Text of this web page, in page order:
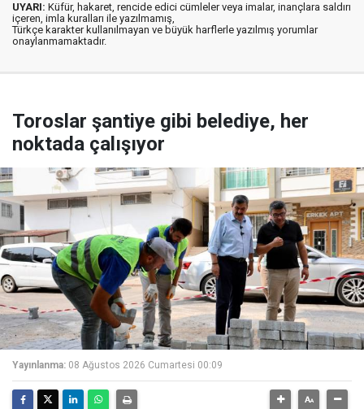
UYARI: Küfür, hakaret, rencide edici cümleler veya imalar, inançlara saldırı
içeren, imla kuralları ile yazılmamış,
Türkçe karakter kullanılmayan ve büyük harflerle yazılmış yorumlar
onaylanmamaktadır.
Toroslar şantiye gibi belediye, her
noktada çalışıyor
Yayınlanma: 08 Ağustos 2026 Cumartesi 00:09